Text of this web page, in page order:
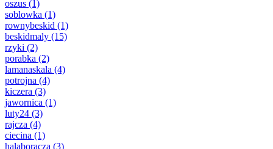
oszus (1)
soblowka (1)
rownybeskid (1)
beskidmaly (15)
rzyki (2)
porabka (2)
lamanaskala (4)
potrojna (4)
kiczera (3)
jawornica (1)
luty24 (3)
rajcza (4)
ciecina (1)
halaboracza (3)